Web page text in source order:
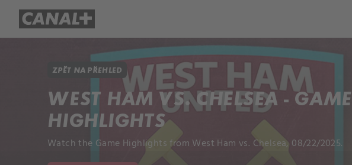
ZPĚT NA PŘEHLED
WEST HAM VS. CHELSEA - GAME
HIGHLIGHTS
Watch the Game Highlights from West Ham vs. Chelsea, 08/22/2025.